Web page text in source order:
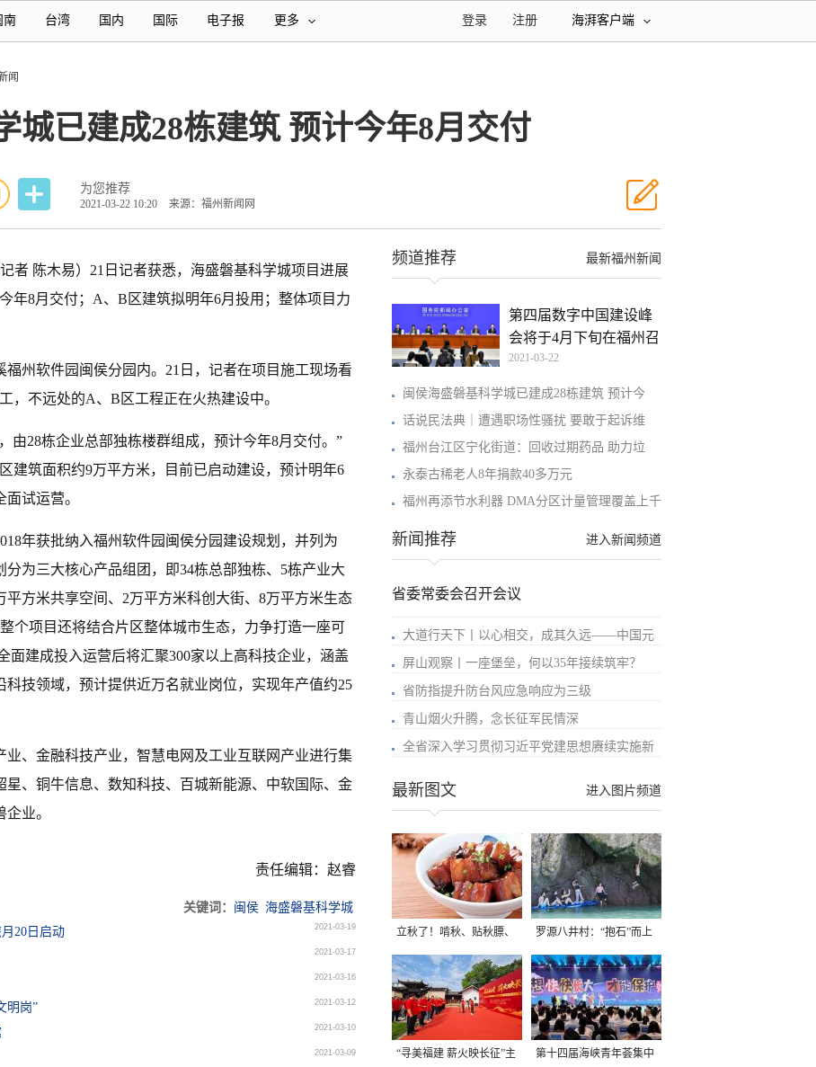
南 台湾 国内 国际 电子报 更多 海湃客户端
注册
登录
闻
城已建成28栋建筑 预计今年8月交付
为您推荐
2021-03-22 10:20 来源：福州新闻网
者 陈木易）21日记者获悉，海盛磐基科学城项目进展
年8月交付；A、B区建筑拟明年6月投用；整体项目力
州软件园闽侯分园内。21日，记者在项目施工现场看
，不远处的A、B区工程正在火热建设中。
由28栋企业总部独栋楼群组成，预计今年8月交付。”
建筑面积约9万平方米，目前已启动建设，预计明年6
试运营。
年获批纳入福州软件园闽侯分园建设规划，并列为
为三大核心产品组团，即34栋总部独栋、5栋产业大
方米共享空间、2万平方米科创大街、8万平方米生态
个项目还将结合片区整体城市生态，力争打造一座可
面建成投入运营后将汇聚300家以上高科技企业，涵盖
技领域，预计提供近万名就业岗位，实现年产值约25
、金融科技产业，智慧电网及工业互联网产业进行集
星、铜牛信息、数知科技、百城新能源、中软国际、金
业。
责任编辑：赵睿
关键词： 闽侯 海盛磐基科学城
20日启动
2021-03-19
2021-03-17
2021-03-16
明岗” 2021-03-12
2021-03-10
2021-03-09
最新福州新闻
频道推荐
第四届数字中国建设峰
会将于4月下旬在福州召
2021-03-22
闽侯海盛磐基科学城已建成28栋建筑 预计今
话说民法典｜遭遇职场性骚扰 要敢于起诉维
福州台江区宁化街道：回收过期药品 助力垃
永泰古稀老人8年捐款40多万元
福州再添节水利器 DMA分区计量管理覆盖上千
进入新闻频道
新闻推荐
省委常委会召开会议
大道行天下丨以心相交，成其久远——中国元
屏山观察丨一座堡垒，何以35年接续筑牢？
省防指提升防台风应急响应为三级
青山烟火升腾，念长征军民情深
全省深入学习贯彻习近平党建思想赓续实施新
进入图片频道
最新图文
立秋了！啃秋、贴秋膘、
晒秋，福建人这样过才够
味→
罗源八井村：“抱石”而上
“寻美福建 薪火映长征”主 第十四届海峡青年荟集中